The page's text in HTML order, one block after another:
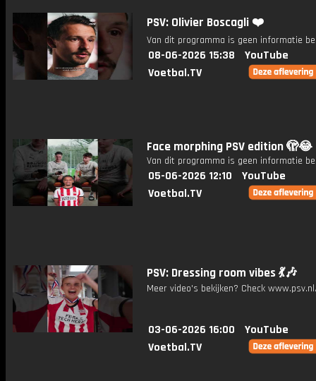
PSV: Olivier Boscagli ❤️
Van dit programma is geen informatie
08-06-2026 15:38
YouTube
Voetbal.TV
Face morphing PSV edition 🫣😂
Van dit programma is geen informatie
05-06-2026 12:10
YouTube
Voetbal.TV
PSV: Dressing room vibes 💃🎶
Meer video's bekijken? Check
03-06-2026 16:00
YouTube
Voetbal.TV